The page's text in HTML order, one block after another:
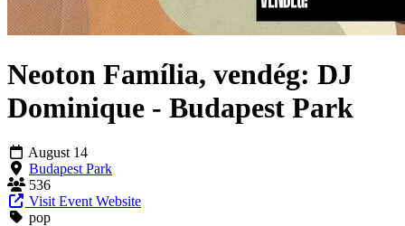
Neoton Família, vendég: DJ
Dominique - Budapest Park
August 14
Budapest Park
536
Visit Event Website
pop